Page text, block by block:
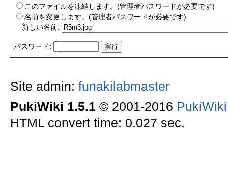
このファイルを凍結します。(管理者パスワードが必要です)
名前を変更します。(管理者パスワードが必要です)
新しい名前:
パスワード:
Site admin: funakilabmaster
PukiWiki 1.5.1© 2001-2016
HTML convert time: 0.027 sec.